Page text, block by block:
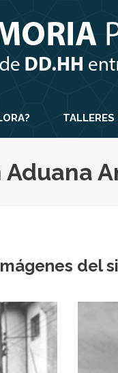
TALLERES
Aduana
del